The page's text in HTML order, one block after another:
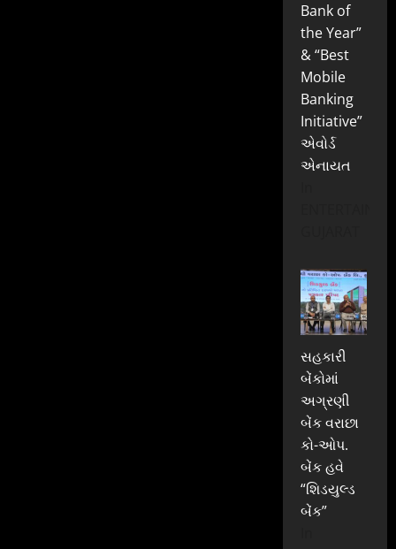
Bank of
the Year”
& “Best
Mobile
Banking
Initiative”
એવોર્ડ
એનાયત
સહકારી
બેંકોમાં
અગ્રણી
બેંક વરાછા
કો-ઓપ.
બેંક હવે
“શિડયુલ્ડ
બેંક”